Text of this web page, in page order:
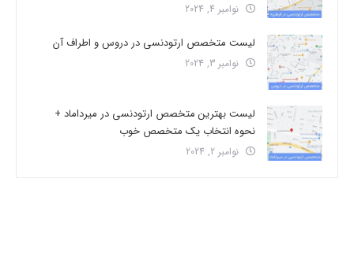
نوامبر 4, 2024
لیست متخصص ارتودنسی در دروس و اطراف آن
نوامبر 3, 2024
لیست بهترین متخصص ارتودنسی در میرداماد +
نحوه انتخاب یک متخصص خوب
نوامبر 2, 2024